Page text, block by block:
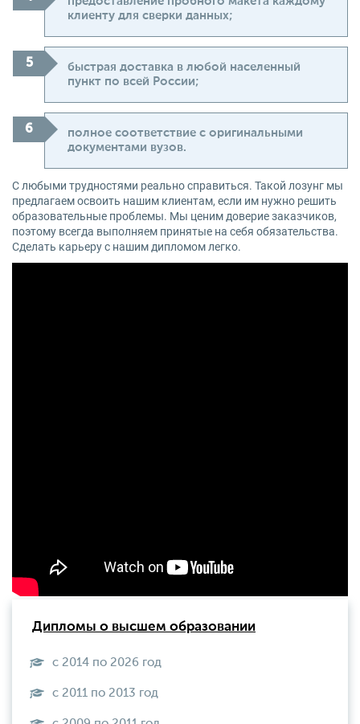
клиенту для сверки данных;
быстрая доставка в любой населенный
пункт по всей России;
полное соответствие с оригинальными
документами вузов.
С любыми трудностями реально справиться. Такой лозунг мы
предлагаем освоить нашим клиентам, если им нужно решить
образовательные проблемы. Мы ценим доверие заказчиков,
поэтому всегда выполняем принятые на себя обязательства.
Сделать карьеру с нашим дипломом легко.
Дипломы о высшем образовании
с 2014 по 2026 год
с 2011 по 2013 год